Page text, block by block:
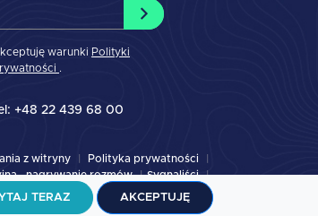
warunki Polityki
.
+48 22 439 68 00
z witryny
Polityka prywatności
- nagrywanie rozmów
Sygnaliści
Strategia podatkowa 2023
2022
TERAZ AKCEPTUJĘ